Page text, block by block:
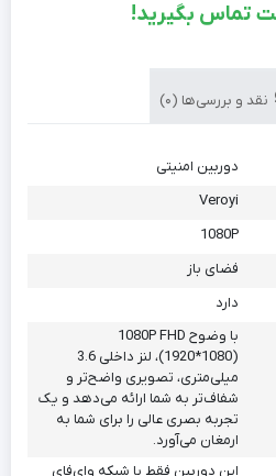
تماس بگیرید!
نقد و بررسی‌ها (0)
دوربین امنیتی
Veroyi
1080P
فضای باز
دارد
با وضوح 1080P FHD
(1920*1080)، لنز داخلی 3.6
میلی‌متری، تصویری واضح‌تر و
شفاف‌تر به شما ارائه می‌دهد و یک
تجربه بصری عالی را برای شما به
ارمغان می‌آورد.
این دوربین فقط با شبکه وای‌فای